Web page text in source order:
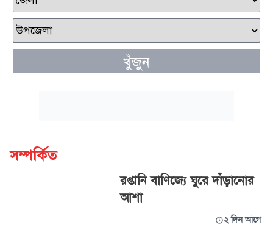
খুঁজুন
সম্পর্কিত
রপ্তানি বাণিজ্যে ঘুরে দাঁড়ানোর
আশা
২ দিন আগে